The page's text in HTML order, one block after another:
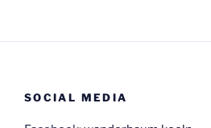
SOCIAL MEDIA